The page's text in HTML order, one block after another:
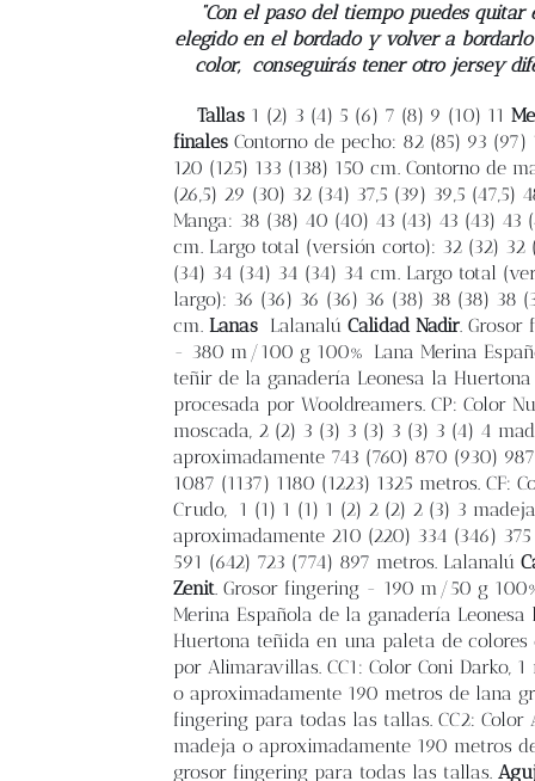
“Con el paso del tiempo puedes quitar
elegido en el bordado y volver a
color,
conseguirás tener otro jersey
Tallas 1 (2) 3 (4) 5 (6) 7 (8) 9 (10) 11
finales Contorno de pecho: 82 (85) 93 (97)
120 (125) 133 (138) 150 cm. Contorno de
(26,5) 29 (30) 32 (34) 37,5 (39) 39,5 (47,5)
Manga: 38 (38) 40 (40) 43 (43) 43 (43) 43
cm. Largo total (versión corto): 32 (32) 32
(34) 34 (34) 34 (34) 34 cm. Largo total
largo): 36 (36) 36 (36) 36 (38) 38 (38) 38
cm. Lanas Lalanalú Calidad Nadir. Grosor
- 380 m/100 g 100% Lana Merina
teñir de la ganadería Leonesa la
procesada por Wooldreamers. CP: Color
moscada, 2 (2) 3 (3) 3 (3) 3 (3) 3 (4) 4
aproximadamente 743 (760) 870 (930)
1087 (1137) 1180 (1223) 1325 metros. CF:
Crudo, 1 (1) 1 (1) 1 (2) 2 (2) 2 (3) 3
aproximadamente 210 (220) 334 (346) 375
591 (642) 723 (774) 897 metros. Lalanalú
Zenit. Grosor fingering - 190 m/50 g
Merina Española de la ganadería Leonesa
Huertona teñida en una paleta de colores
por Alimaravillas. CC1: Color Coni Darko,
o aproximadamente 190 metros de lana
fingering para todas las tallas. CC2: Color
madeja o aproximadamente 190 metros
grosor fingering para todas las tallas.